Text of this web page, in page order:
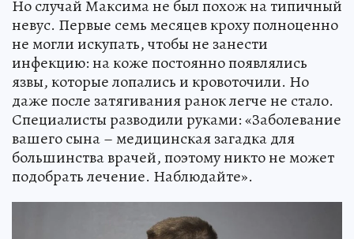
Но случай Максима не был похож на типичный
невус. Первые семь месяцев кроху полноценно
не могли искупать, чтобы не занести
инфекцию: на коже постоянно появлялись
язвы, которые лопались и кровоточили. Но
даже после затягивания ранок легче не стало.
Специалисты разводили руками: «Заболевание
вашего сына – медицинская загадка для
большинства врачей, поэтому никто не может
подобрать лечение. Наблюдайте».